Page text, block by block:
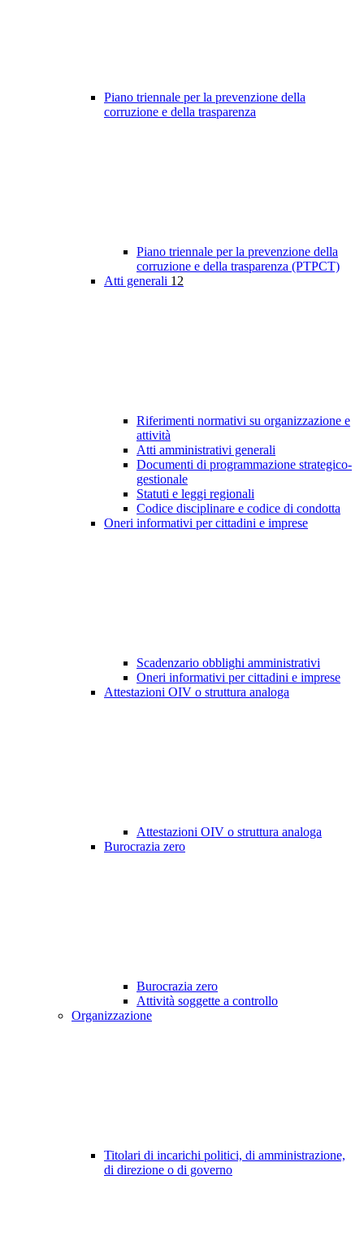
Piano triennale per la prevenzione della
corruzione e della trasparenza
Piano triennale per la prevenzione della
corruzione e della trasparenza (PTPCT)
Atti generali 12
Riferimenti normativi su organizzazione e
attività
Atti amministrativi generali
Documenti di programmazione strategico-
gestionale
Statuti e leggi regionali
Codice disciplinare e codice di condotta
Oneri informativi per cittadini e imprese
Scadenzario obblighi amministrativi
Oneri informativi per cittadini e imprese
Attestazioni OIV o struttura analoga
Attestazioni OIV o struttura analoga
Burocrazia zero
Burocrazia zero
Attività soggette a controllo
Organizzazione
Titolari di incarichi politici, di amministrazione,
di direzione o di governo